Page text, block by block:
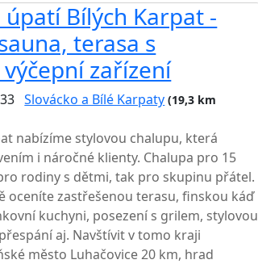
Bílých Karpat -
terasa s
zařízení
Slovácko a Bílé Karpaty (19,3 km
nabízíme stylovou chalupu, která
i náročné klienty. Chalupa pro 15
rodiny s dětmi, tak pro skupinu přátel.
oceníte zastřešenou terasu, finskou káď
kuchyni, posezení s grilem, stylovou
aj. Navštívit v tomo kraji
město Luhačovice 20 km, hrad